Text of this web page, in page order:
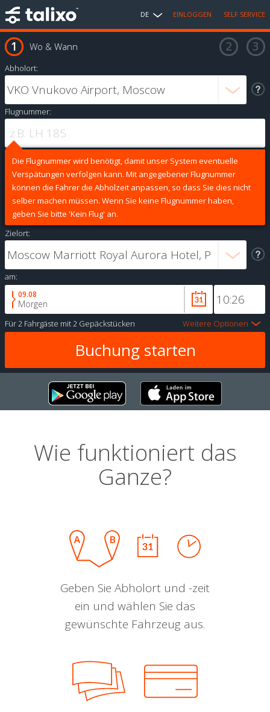
DE EINLOGGEN SELF SERVICE
Wo & Wann
Abholort:
Flugnummer:
Die Flugnummer wird benötigt, damit unser System eventuelle
Verspätungen verfolgen kann. Mit angegebener Flugnummer
können die Fahrer die Abholzeit anpassen, so dass Sie dies nicht
selber machen müssen. Wenn Sie keine Flugnummer haben,
geben Sie bitte 'Kein Flug' an.
Zielort:
am:
09.08
Morgen
Für2 Fahrgäste mit2 Gepäckstücken Weitere Optionen
Wie funktioniert das
Ganze?
Geben Sie Abholort und -zeit
ein und wählen Sie das
gewünschte Fahrzeug aus.